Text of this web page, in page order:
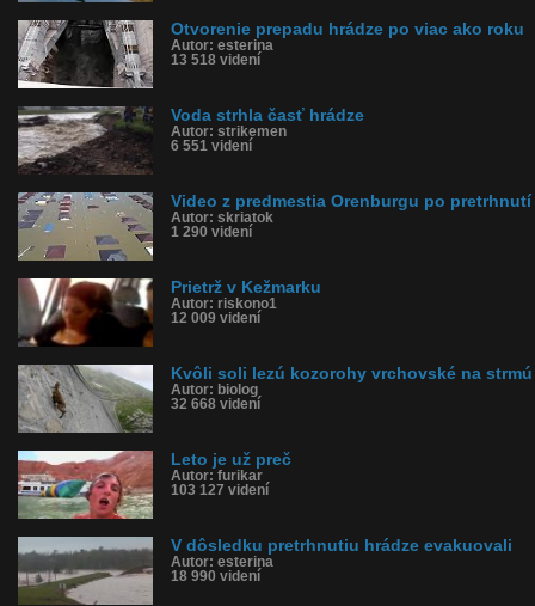
Otvorenie prepadu hrádze po viac ako roku
Autor: esterina
13 518 videní
Voda strhla časť hrádze
Autor: strikemen
6 551 videní
Video z predmestia Orenburgu po pretrhnutí
Autor: skriatok
1 290 videní
Prietrž v Kežmarku
Autor: riskono1
12 009 videní
Kvôli soli lezú kozorohy vrchovské na strmú
Autor: biolog
32 668 videní
Leto je už preč
Autor: furikar
103 127 videní
V dôsledku pretrhnutiu hrádze evakuovali
Autor: esterina
18 990 videní